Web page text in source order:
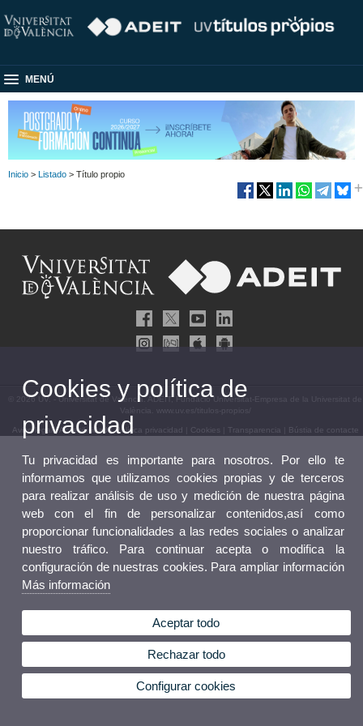
MENÚ
Inicio > Listado > Título propio
© 2026 UV. - Universitat de València. ADEIT, Fundació Universitat-Empresa de la Universitat de
València. www.uv.es/titulos-propios/
Aviso legal|Accesibilidad|Política privacidad Cookies Transparencia Bústia de contacte
Cookies y política de
privacidad
Tu privacidad es importante para nosotros. Por ello te
informamos que utilizamos cookies propias y de terceros
para realizar análisis de uso y medición de nuestra página
web con el fin de personalizar contenidos,así como
proporcionar funcionalidades a las redes sociales o analizar
nuestro tráfico. Para continuar acepta o modifica la
configuración de nuestras cookies. Para ampliar información
Más información
Aceptar todo
Rechazar todo
Configurar cookies